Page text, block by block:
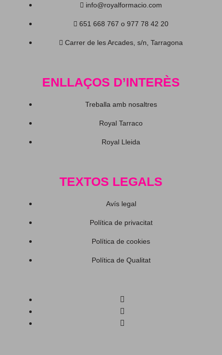
info@royalformacio.com
651 668 767 o 977 78 42 20
Carrer de les Arcades, s/n, Tarragona
ENLLAÇOS D’INTERÈS
Treballa amb nosaltres
Royal Tarraco
Royal Lleida
TEXTOS LEGALS
Avís legal
Política de privacitat
Política de cookies
Política de Qualitat